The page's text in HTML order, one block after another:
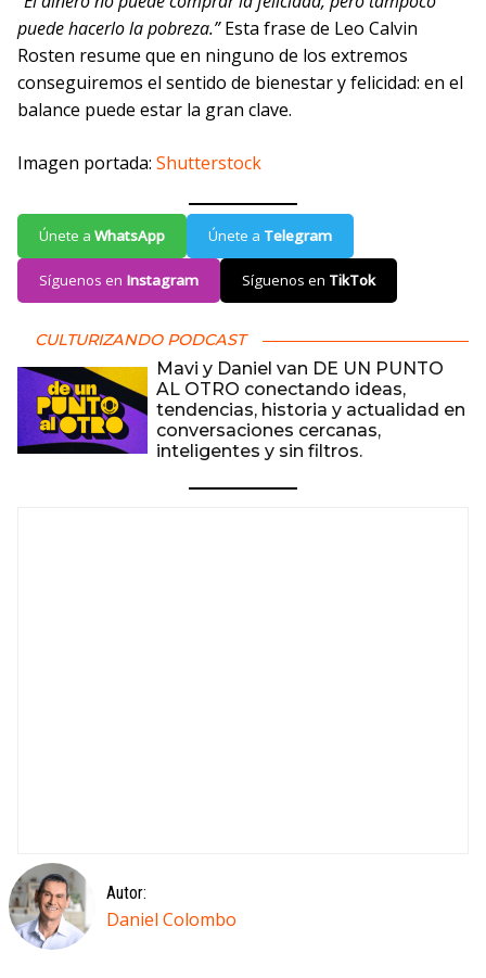
puede hacerlo la pobreza.”Esta frase de Leo Calvin
Rosten resume que en ninguno de los extremos
conseguiremos el sentido de bienestar y felicidad: en el
balance puede estar la gran clave.
Imagen portada: Shutterstock
Únete a WhatsApp Únete a Telegram
Síguenos en Instagram Síguenos en TikTok
CULTURIZANDO PODCAST
Mavi y Daniel van DE UN PUNTO
AL OTRO conectando ideas,
tendencias, historia y actualidad en
conversaciones cercanas,
inteligentes y sin filtros.
Autor:
Daniel Colombo